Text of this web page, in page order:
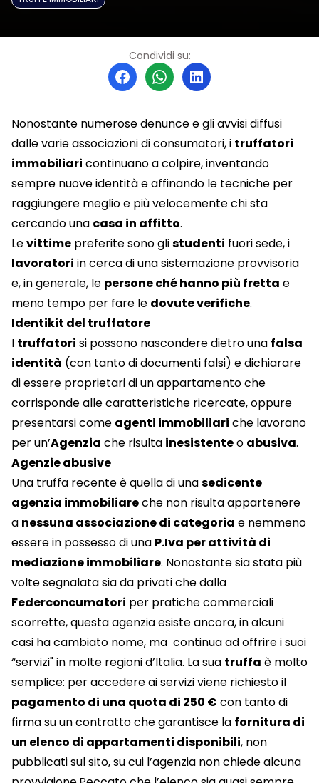
Condividi su:
Nonostante numerose denunce e gli avvisi diffusi
dalle varie associazioni di consumatori, i truffatori
immobiliari continuano a colpire, inventando
sempre nuove identità e affinando le tecniche per
raggiungere meglio e più velocemente chi sta
cercando una casa in affitto.
Levittime preferite sono glistudenti fuori sede, i
lavoratori in cerca di una sistemazione provvisoria
e, in generale, le persone ché hanno più fretta e
meno tempo per fare le dovute verifiche.
Identikit del truffatore
I truffatori si possono nascondere dietro una falsa
identità (con tanto di documenti falsi) e dichiarare
di essere proprietari di un appartamento che
corrisponde alle caratteristiche ricercate, oppure
presentarsi come agenti immobiliari che lavorano
per un’Agenzia che risulta inesistenteo abusiva.
Agenzie abusive
Una truffa recente è quella di unasedicente
agenzia immobiliareche non risulta appartenere
a nessuna associazione di categoria e nemmeno
essere in possesso di una P.Iva per attività di
mediazione immobiliare. Nonostante sia stata più
volte segnalata sia da privati che dalla
Federconcumatori per pratiche commerciali
scorrette, questa agenzia esiste ancora, in alcuni
casi ha cambiato nome, ma continua ad offrire i suoi
“servizi" in molte regioni d’Italia. La sua truffa è molto
semplice: per accedere ai servizi viene richiesto il
pagamento di una quota di 250 € con tanto di
firma su un contratto che garantisce la fornitura di
un elenco di appartamenti disponibili, non
pubblicati sul sito, su cui l’agenzia non chiede alcuna